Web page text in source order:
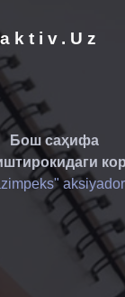
Бош саҳифа